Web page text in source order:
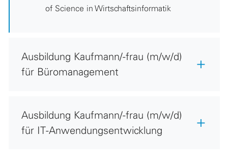
of Science in Wirtschaftsinformatik
Ausbildung Kaufmann/-frau (m/w/d)
für Büromanagement
Ausbildung Kaufmann/-frau (m/w/d)
für IT-Anwendungsentwicklung